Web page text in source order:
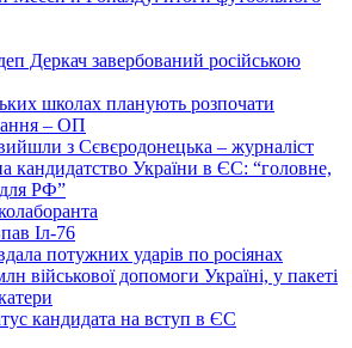
Деркач завербований російською
школах планують розпочати
– ОП
вийшли з Сєвєродонецька – журналіст
кандидатство України в ЄС: “головне,
РФ”
Іл-76
потужних ударів по росіянах
військової допомоги Україні, у пакеті
кандидата на вступ в ЄС